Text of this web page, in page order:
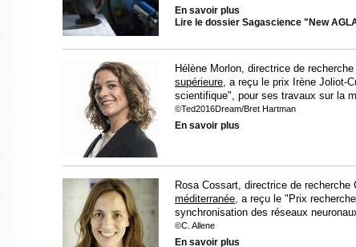
En savoir plus
Lire le dossier Sagascience "New
Hélène Morlon, directrice de
supérieure, a reçu le prix Irène Joliot-
scientifique", pour ses travaux sur la
©Ted2016Dream/Bret Hartman
En savoir plus
Rosa Cossart, directrice de recherche
méditerranée, a reçu le "Prix
synchronisation des réseaux
©C. Allene
En savoir plus